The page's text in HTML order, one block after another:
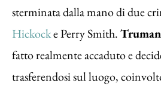
sterminata dalla mano di due
Hickocke Perry Smith.
fatto realmente accaduto e
trasferendosi sul luogo,